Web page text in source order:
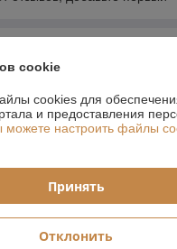
cookie
cookies для
и предоставления
можете настроить файлы
Принять
Отклонить